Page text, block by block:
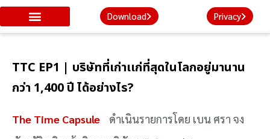
Download Privacy
TTC EP1 | บริษัทที่เก่าเเก่ที่สุดในโลกอยู่มานาน
กว่า 1,400 ปี ได้อย่างไร?
The Time Capsule
ดำเนินรายการโดย เบน ศรา จง